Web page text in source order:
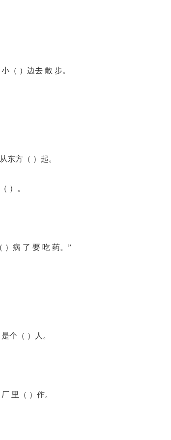
（ ）边去 散 步。
东方（ ）起。
）。
）病 了 要 吃 药。”
个（ ）人。
里（ ）作。